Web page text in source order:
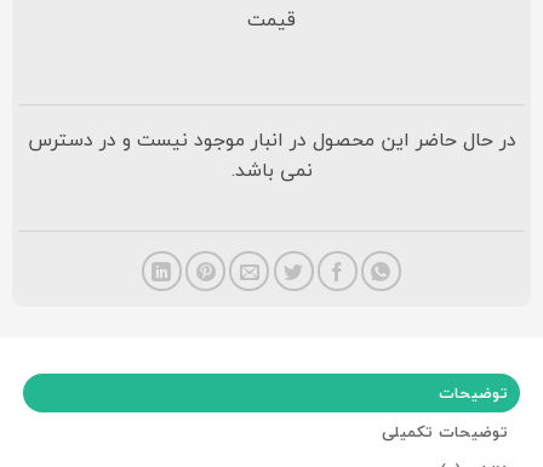
قیمت
در حال حاضر این محصول در انبار موجود نیست و در دسترس
نمی باشد.
توضیحات
توضیحات تکمیلی